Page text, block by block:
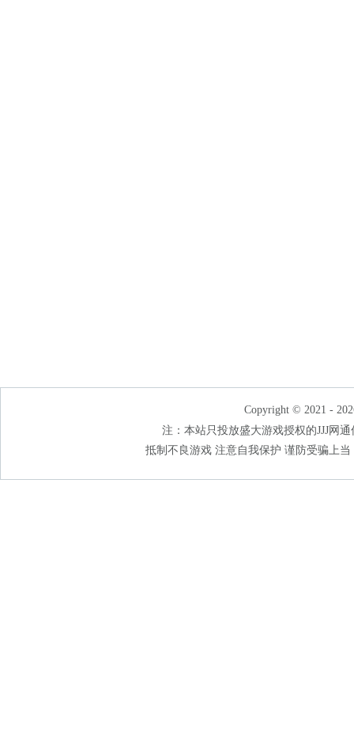
Copyright © 2021 -
注：本站只投放盛大游戏授权的JJJ网
抵制不良游戏 注意自我保护 谨防受骗上